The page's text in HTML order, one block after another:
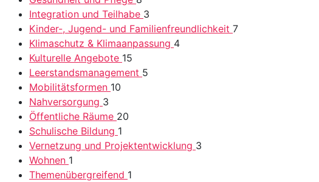
Integration und Teilhabe 3
Kinder-, Jugend- und Familienfreundlichkeit 7
Klimaschutz & Klimaanpassung 4
Kulturelle Angebote 15
Leerstandsmanagement 5
Mobilitätsformen 10
Nahversorgung 3
Öffentliche Räume 20
Schulische Bildung 1
Vernetzung und Projektentwicklung 3
Wohnen 1
Themenübergreifend 1